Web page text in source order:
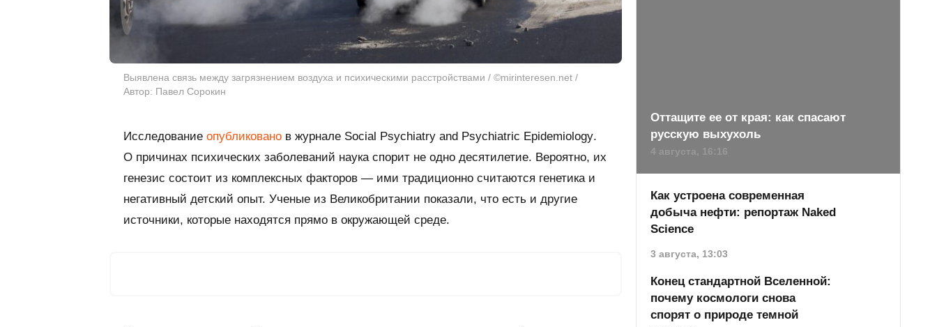
Выявлена связь между загрязнением воздуха и психическими расстройствами / ©mirinteresen.net /
Автор: Павел Сорокин
Исследование опубликовано в журнале Social Psychiatry and Psychiatric Epidemiology.
О причинах психических заболеваний наука спорит не одно десятилетие. Вероятно, их
генезис состоит из комплексных факторов — ими традиционно считаются генетика и
негативный детский опыт. Ученые из Великобритании показали, что есть и другие
источники, которые находятся прямо в окружающей среде.
Оттащите ее от края: как спасают
русскую выхухоль
4 августа, 16:16
Как устроена современная
добыча нефти: репортаж Naked
Science
3 августа, 13:03
Конец стандартной Вселенной:
почему космологи снова
спорят о природе темной